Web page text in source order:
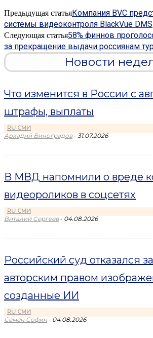
Предыдущая статьяКомпания BVC
системы видеоконтроля BlackVue DMS
Следующая статья58% финнов
за прекращение выдачи россиянам
Новости
Что изменится в России с
штрафы, выплаты
RU СМИ
Аркадий Виноградов - 31.07.2026
В МВД напомнили о вреде
видеороликов в соцсетях
RU СМИ
Виталий Сергеев - 04.08.2026
Российский суд отказался
авторским правом
созданные ИИ
RU СМИ
Семен Софин - 04.08.2026